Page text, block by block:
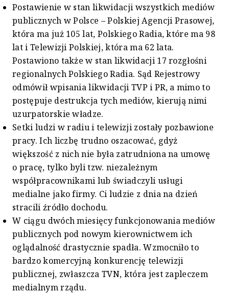
Postawienie w stan likwidacji wszystkich mediów
publicznych w Polsce – Polskiej Agencji Prasowej,
która ma już 105 lat, Polskiego Radia, które ma 98
lat i Telewizji Polskiej, która ma 62 lata.
Postawiono także w stan likwidacji 17 rozgłośni
regionalnych Polskiego Radia. Sąd Rejestrowy
odmówił wpisania likwidacji TVP i PR, a mimo to
postępuje destrukcja tych mediów, kierują nimi
uzurpatorskie władze.
Setki ludzi w radiu i telewizji zostały pozbawione
pracy. Ich liczbę trudno oszacować, gdyż
większość z nich nie była zatrudniona na umowę
o pracę, tylko byli tzw. niezależnym
współpracownikami lub świadczyli usługi
medialne jako firmy. Ci ludzie z dnia na dzień
stracili źródło dochodu.
W ciągu dwóch miesięcy funkcjonowania mediów
publicznych pod nowym kierownictwem ich
oglądalność drastycznie spadła. Wzmocniło to
bardzo komercyjną konkurencję telewizji
publicznej, zwłaszcza TVN, która jest zapleczem
medialnym rządu.